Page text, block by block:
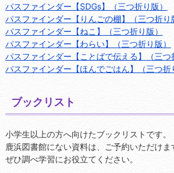
パスファインダー【SDGs】（三つ折り版）
パスファインダー【りんごの棚】（三つ折り
パスファインダー【ねこ】（三つ折り版）
パスファインダー【わらい】（三つ折り版）
パスファインダー【ことばで伝える】（三つ
パスファインダー【ほんでごはん】（三つ折
ブックリスト
小学生以上の方へ向けたブックリストです。
鹿浜図書館にない資料は、ご予約いただけま
ぜひ調べ学習にお役立てください。